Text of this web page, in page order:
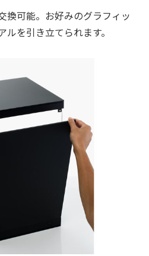
換可能。お好みのグラフィッ
を引き立てられます。